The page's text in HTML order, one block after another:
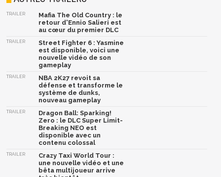
TRAILER
Mafia The Old Country : le
retour d'Ennio Salieri est
au cœur du premier DLC
TRAILER
Street Fighter 6 : Yasmine
est disponible, voici une
nouvelle vidéo de son
gameplay
TRAILER
NBA 2K27 revoit sa
défense et transforme le
système de dunks,
nouveau gameplay
TRAILER
Dragon Ball: Sparking!
Zero : le DLC Super Limit-
Breaking NEO est
disponible avec un
contenu colossal
TRAILER
Crazy Taxi World Tour :
une nouvelle vidéo et une
bêta multijoueur arrive